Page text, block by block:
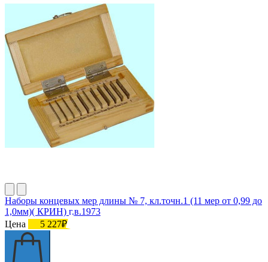
Наборы концевых мер длины № 7, кл.точн.1 (11 мер от 0,99 до
1,0мм)( КРИН) г.в.1973
Цена
5 227₽